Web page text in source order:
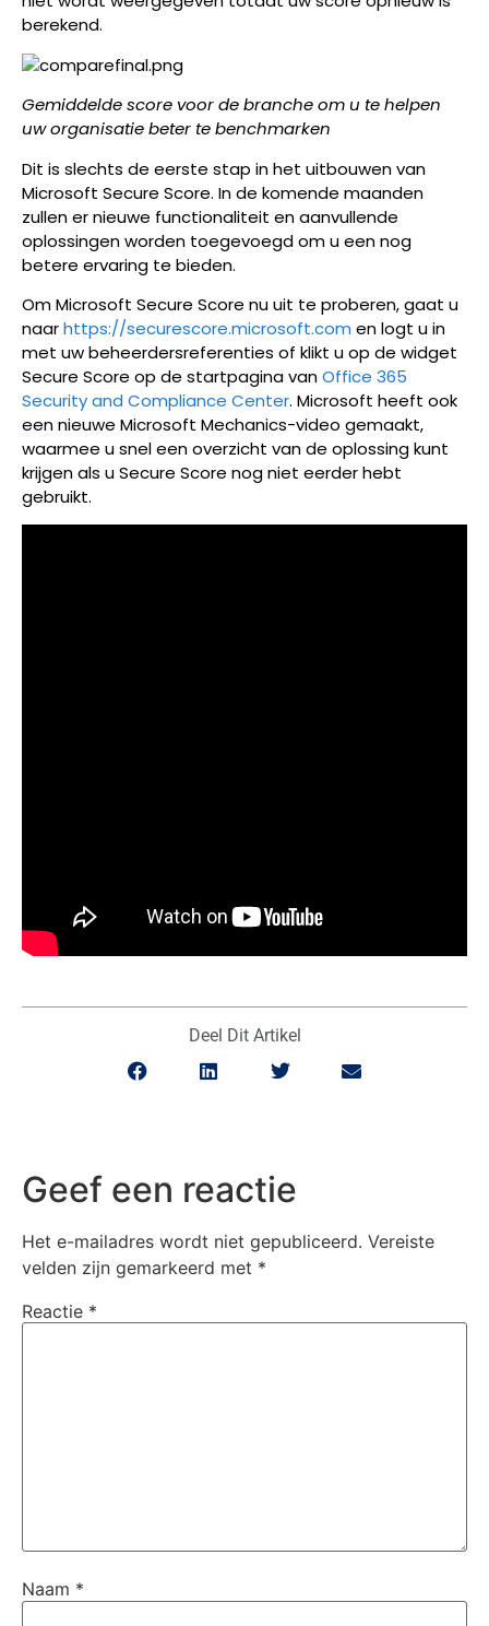
berekend.
Gemiddelde score voor de branche om u te helpen
uw organisatie beter te benchmarken
Dit is slechts de eerste stap in het uitbouwen van
Microsoft Secure Score. In de komende maanden
zullen er nieuwe functionaliteit en aanvullende
oplossingen worden toegevoegd om u een nog
betere ervaring te bieden.
Om Microsoft Secure Score nu uit te proberen, gaat u
naarhttps://securescore.microsoft.com en logt u in
met uw beheerdersreferenties of klikt u op de widget
Secure Score op de startpagina vanOffice 365
Security and Compliance Center. Microsoft heeft ook
een nieuwe Microsoft Mechanics-video gemaakt,
waarmee u snel een overzicht van de oplossing kunt
krijgen als u Secure Score nog niet eerder hebt
gebruikt.
Deel Dit Artikel
Geef een reactie
Het e-mailadres wordt niet gepubliceerd. Vereiste
velden zijn gemarkeerd met *
Reactie *
Naam *